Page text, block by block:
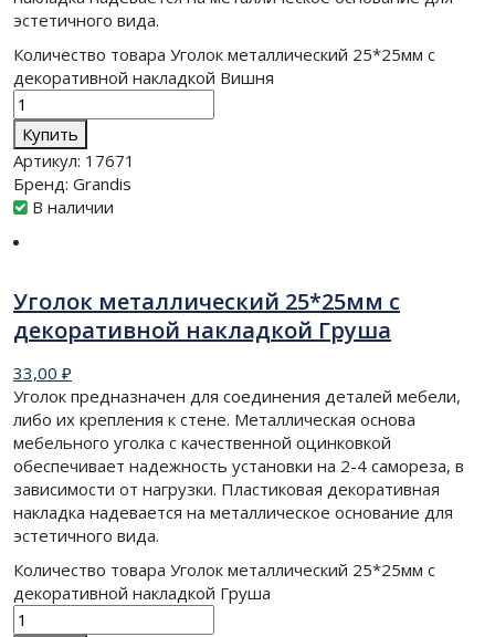
эстетичного вида.
Количество товара Уголок металлический 25*25мм с
декоративной накладкой Вишня
Купить
Артикул: 17671
Бренд: Grandis
В наличии
Уголок металлический 25*25мм с
декоративной накладкой Груша
33,00 ₽
Уголок предназначен для соединения деталей мебели,
либо их крепления к стене. Металлическая основа
мебельного уголка с качественной оцинковкой
обеспечивает надежность установки на 2-4 самореза, в
зависимости от нагрузки. Пластиковая декоративная
накладка надевается на металлическое основание для
эстетичного вида.
Количество товара Уголок металлический 25*25мм с
декоративной накладкой Груша